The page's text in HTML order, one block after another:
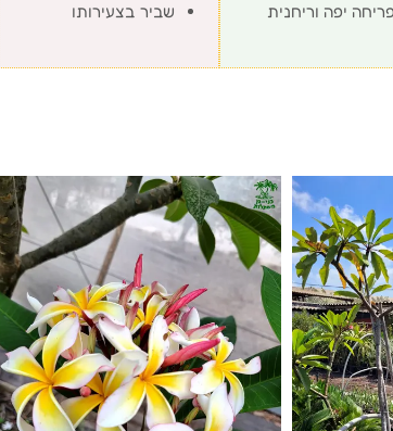
פריחה יפה וריחנית
שביר בצעירותו